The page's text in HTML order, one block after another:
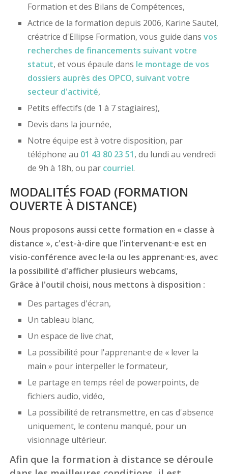
Formation et des Bilans de Compétences,
Actrice de la formation depuis 2006, Karine Sautel,
créatrice d'Ellipse Formation, vous guide dans vos
recherches de financements suivant votre
statut, et vous épaule dans le montage de vos
dossiers auprès des OPCO, suivant votre
secteur d'activité,
Petits effectifs (de 1 à 7 stagiaires),
Devis dans la journée,
Notre équipe est à votre disposition, par
téléphone au 01 43 80 23 51, du lundi au vendredi
de 9h à 18h, ou par courriel.
MODALITÉS FOAD (FORMATION
OUVERTE À DISTANCE)
Nous proposons aussi cette formation en « classe à
distance », c'est-à-dire que l'intervenant·e est en
visio-conférence avec le·la ou les apprenant·es, avec
la possibilité d'afficher plusieurs webcams,
Grâce à l'outil choisi, nous mettons à disposition :
Des partages d'écran,
Un tableau blanc,
Un espace de live chat,
La possibilité pour l'apprenant·e de « lever la
main » pour interpeller le formateur,
Le partage en temps réel de powerpoints, de
fichiers audio, vidéo,
La possibilité de retransmettre, en cas d'absence
uniquement, le contenu manqué, pour un
visionnage ultérieur.
Afin que la formation à distance se déroule